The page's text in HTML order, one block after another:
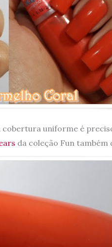
uniforme é
da coleção Fun também